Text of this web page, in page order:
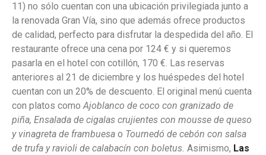
11) no sólo cuentan con una ubicación privilegiada junto a
la renovada Gran Vía, sino que además ofrece productos
de calidad, perfecto para disfrutar la despedida del año. El
restaurante ofrece una cena por 124 € y si queremos
pasarla en el hotel con cotillón, 170 €. Las reservas
anteriores al 21 de diciembre y los huéspedes del hotel
cuentan con un 20% de descuento. El original menú cuenta
con platos comoAjoblanco de coco con granizado de
piña, Ensalada de cigalas crujientes con mousse de queso
y vinagreta de frambuesa o Tournedó de cebón con salsa
de trufa y ravioli de calabacín con boletus. Asimismo, Las